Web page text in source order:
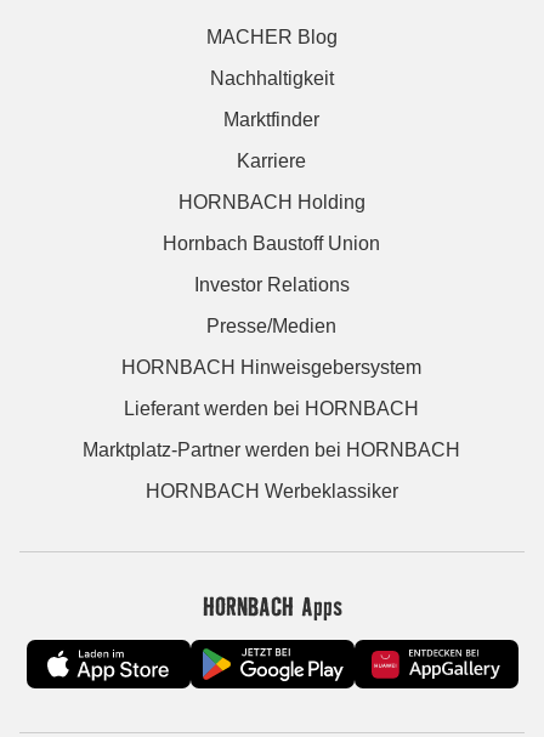
MACHER Blog
Nachhaltigkeit
Marktfinder
Karriere
HORNBACH Holding
Hornbach Baustoff Union
Investor Relations
Presse/Medien
HORNBACH Hinweisgebersystem
Lieferant werden bei HORNBACH
Marktplatz-Partner werden bei HORNBACH
HORNBACH Werbeklassiker
HORNBACH Apps